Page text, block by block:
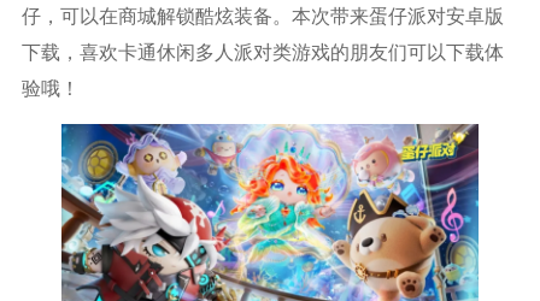
仔，可以在商城解锁酷炫装备。本次带来蛋仔派对安卓版
下载，喜欢卡通休闲多人派对类游戏的朋友们可以下载体
验哦！